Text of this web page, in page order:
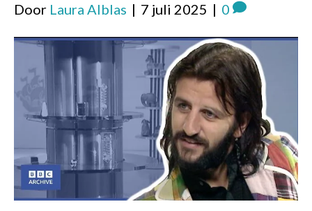
Door Laura Alblas | 7 juli 2025 | 0